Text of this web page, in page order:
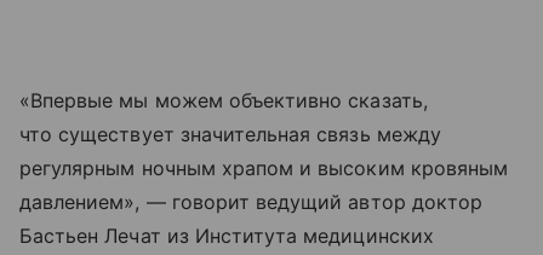
«Впервые мы можем объективно сказать,
что существует значительная связь между
регулярным ночным храпом и высоким кровяным
давлением», — говорит ведущий автор доктор
Бастьен Лечат из Института медицинских